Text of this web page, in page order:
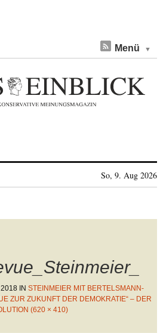
Menü
So, 9. Aug 2026
IN STEINMEIER MIT BERTELSMANN-
ZUR ZUKUNFT DER DEMOKRATIE“ – DER
(620 × 410)